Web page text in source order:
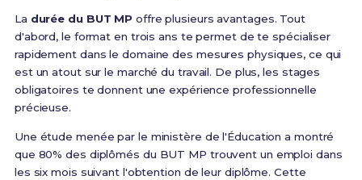
La durée du BUT MP offre plusieurs avantages. Tout
d'abord, le format en trois ans te permet de te spécialiser
rapidement dans le domaine des mesures physiques, ce qui
est un atout sur le marché du travail. De plus, les stages
obligatoires te donnent une expérience professionnelle
précieuse.
Une étude menée par le ministère de l'Éducation a montré
que 80% des diplômés du BUT MP trouvent un emploi dans
les six mois suivant l'obtention de leur diplôme. Cette